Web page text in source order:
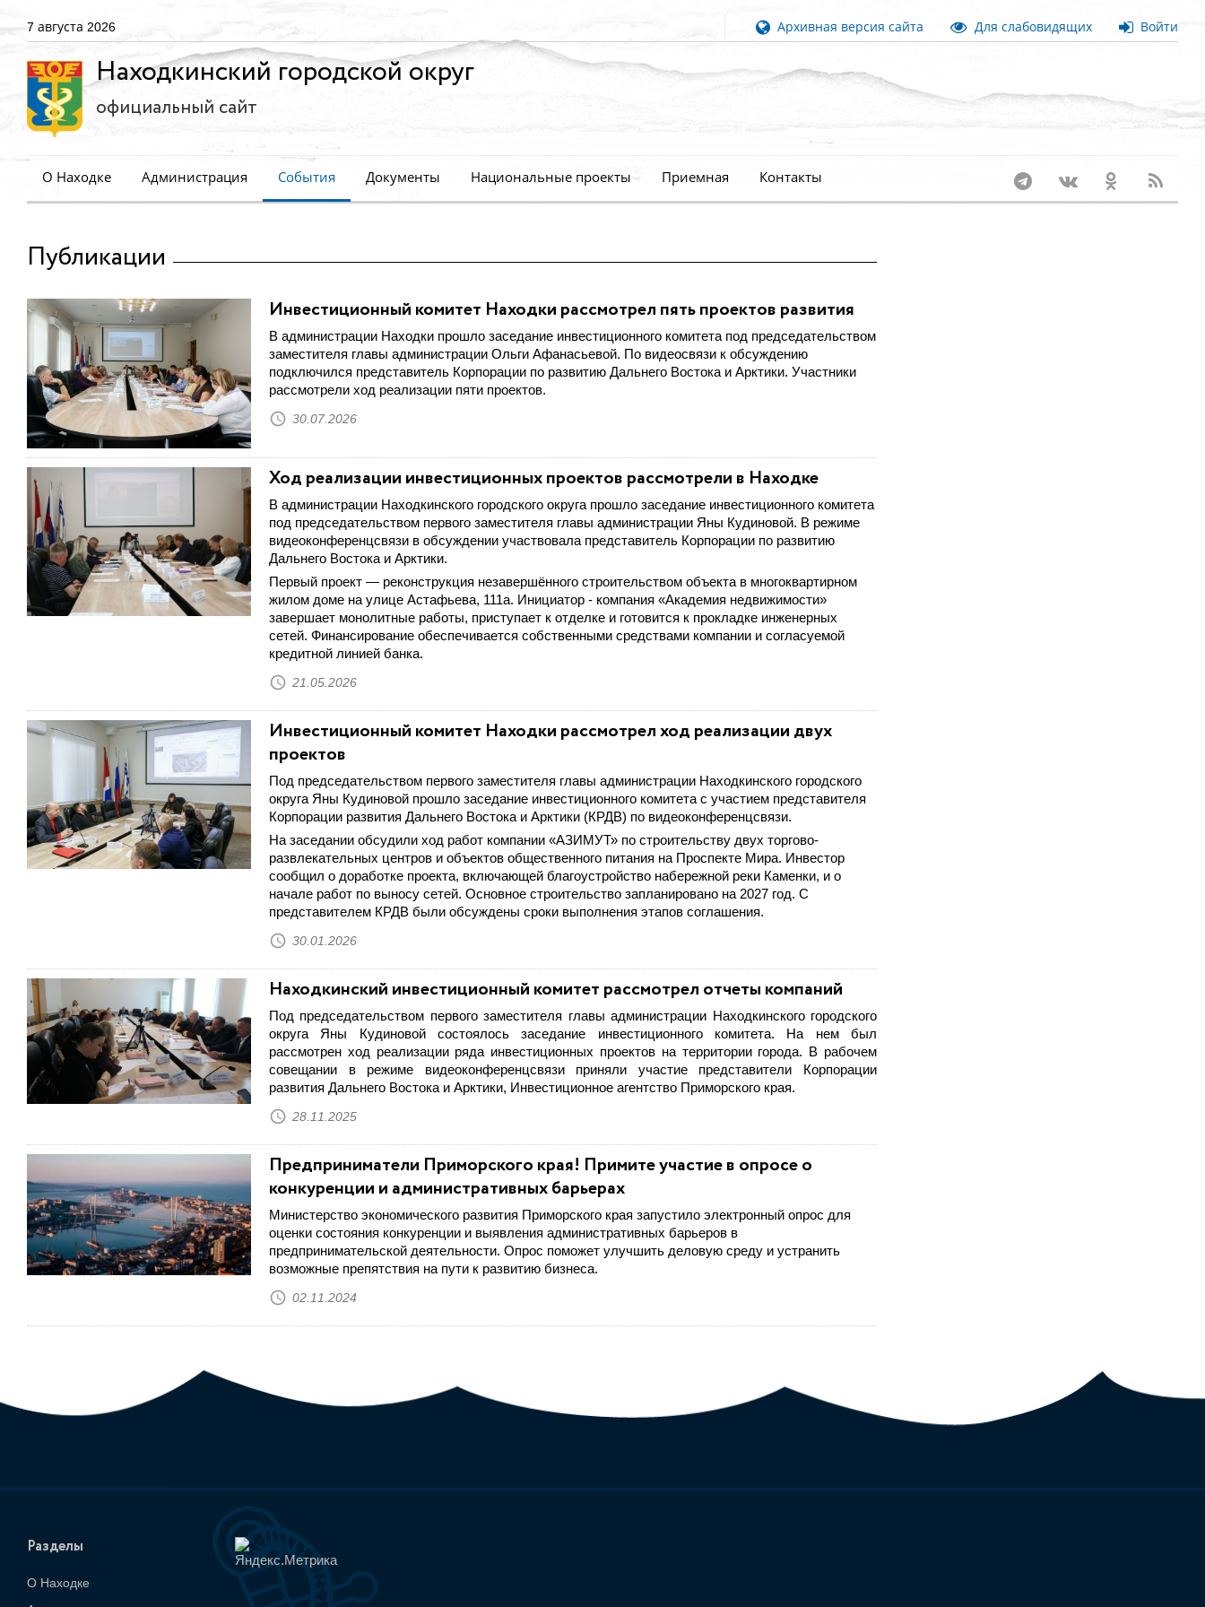
7 августа 2026 Архивная версия сайта Для слабовидящих Войти
Находкинский городской округ
официальный сайт
О Находке Администрация События Документы Национальные проекты Приемная Контакты
Публикации
Инвестиционный комитет Находки рассмотрел пять проектов развития
В администрации Находки прошло заседание инвестиционного комитета под председательством
заместителя главы администрации Ольги Афанасьевой. По видеосвязи к обсуждению
подключился представитель Корпорации по развитию Дальнего Востока и Арктики. Участники
рассмотрели ход реализации пяти проектов.
30.07.2026
Ход реализации инвестиционных проектов рассмотрели в Находке
В администрации Находкинского городского округа прошло заседание инвестиционного комитета
под председательством первого заместителя главы администрации Яны Кудиновой. В режиме
видеоконференцсвязи в обсуждении участвовала представитель Корпорации по развитию
Дальнего Востока и Арктики.
Первый проект — реконструкция незавершённого строительством объекта в многоквартирном
жилом доме на улице Астафьева, 111а. Инициатор - компания «Академия недвижимости»
завершает монолитные работы, приступает к отделке и готовится к прокладке инженерных
сетей. Финансирование обеспечивается собственными средствами компании и согласуемой
кредитной линией банка.
21.05.2026
Инвестиционный комитет Находки рассмотрел ход реализации двух
проектов
Под председательством первого заместителя главы администрации Находкинского городского
округа Яны Кудиновой прошло заседание инвестиционного комитета с участием представителя
Корпорации развития Дальнего Востока и Арктики (КРДВ) по видеоконференцсвязи.
На заседании обсудили ход работ компании «АЗИМУТ» по строительству двух торгово-
развлекательных центров и объектов общественного питания на Проспекте Мира. Инвестор
сообщил о доработке проекта, включающей благоустройство набережной реки Каменки, и о
начале работ по выносу сетей. Основное строительство запланировано на 2027 год. С
представителем КРДВ были обсуждены сроки выполнения этапов соглашения.
30.01.2026
Находкинский инвестиционный комитет рассмотрел отчеты компаний
Под председательством первого заместителя главы администрации Находкинского городского
округа Яны Кудиновой состоялось заседание инвестиционного комитета. На нем был
рассмотрен ход реализации ряда инвестиционных проектов на территории города. В рабочем
совещании в режиме видеоконференцсвязи приняли участие представители Корпорации
развития Дальнего Востока и Арктики, Инвестиционное агентство Приморского края.
28.11.2025
Предприниматели Приморского края! Примите участие в опросе о
конкуренции и административных барьерах
Министерство экономического развития Приморского края запустило электронный опрос для
оценки состояния конкуренции и выявления административных барьеров в
предпринимательской деятельности. Опрос поможет улучшить деловую среду и устранить
возможные препятствия на пути к развитию бизнеса.
02.11.2024
Разделы
О Находке